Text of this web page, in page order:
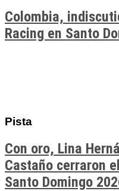
Colombia,
Racing en Santo
Pista
Con oro, Lina
Castaño cerraron
Santo Domingo